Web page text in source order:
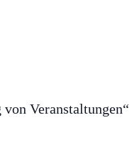
Veranstaltungen“